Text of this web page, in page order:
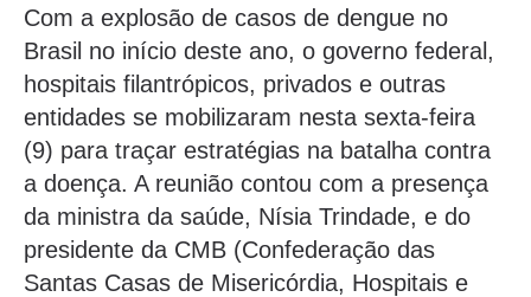
Com a explosão de casos de dengue no
Brasil no início deste ano, o governo federal,
hospitais filantrópicos, privados e outras
entidades se mobilizaram nesta sexta-feira
(9) para traçar estratégias na batalha contra
a doença. A reunião contou com a presença
da ministra da saúde, Nísia Trindade, e do
presidente da CMB (Confederação das
Santas Casas de Misericórdia, Hospitais e